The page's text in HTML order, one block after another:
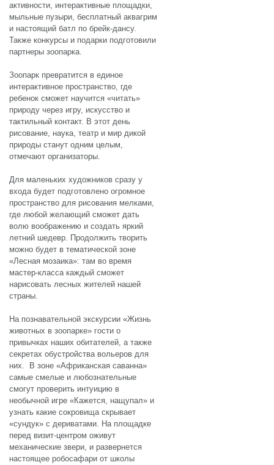
активности, интерактивные площадки,
мыльные пузыри, бесплатный аквагрим
и настоящий батл по брейк-дансу.
Также конкурсы и подарки подготовили
партнеры зоопарка.
Зоопарк превратится в единое
интерактивное пространство, где
ребенок сможет научится «читать»
природу через игру, искусство и
тактильный контакт. В этот день
рисование, наука, театр и мир дикой
природы станут одним целым,
отмечают организаторы.
Для маленьких художников сразу у
входа будет подготовлено огромное
пространство для рисования мелками,
где любой желающий сможет дать
волю воображению и создать яркий
летний шедевр. Продолжить творить
можно будет в тематической зоне
«Лесная мозаика»: там во время
мастер-класса каждый сможет
нарисовать лесных жителей нашей
страны.
На познавательной экскурсии «Жизнь
животных в зоопарке» гости о
привычках наших обитателей, а также
секретах обустройства вольеров для
них. В зоне «Африканская саванна»
самые смелые и любознательные
смогут проверить интуицию в
необычной игре «Кажется, нащупал» и
узнать какие сокровища скрывает
«сундук» с дериватами. На площадке
перед визит-центром оживут
механические звери, и развернется
настоящее робосафари от школы